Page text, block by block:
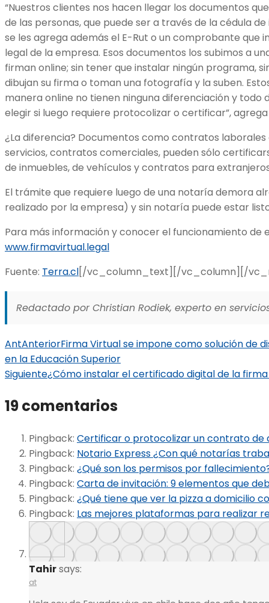
“Nuestros clientes nos hacen llegar los documentos
de las personas, que puede ser a través de la cédula
se les agrega además el E-Rut o un comprobante que
legal de la empresa. Esos documentos los subimos a
firman online; sin tener que instalar ningún programa,
dibujan su firma o toman una fotografía y la suben.
manera online no tienen ninguna diferenciación y
elegir si luego requiere protocolizar o certificar”,
¿La diferencia? Documentos como contratos
servicios, contratos comerciales, pueden sólo
de inmuebles, de vehículos y contratos para
El trámite que requiere luego de una notaría demora
realizado por la empresa) y sin notaría puede estar listo
Para más información y conocer el funcionamiento de
www.firmavirtual.legal
Fuente: Terra.cl[/vc_column_text][/vc_column][/
Redactado por Christian Rodiek, experto en
AntAnteriorFirma Virtual se impone como solución de
en la Educación Superior
Siguiente¿Cómo instalar el certificado digital de la
19 comentarios
Pingback: Certificar o protocolizar un contrato de
Pingback: Notario Express ¿Con qué notarías
Pingback: ¿Qué son los permisos por
Pingback: Carta de invitación: 9 elementos que
Pingback: ¿Qué tiene que ver la pizza a domicilio
Pingback: Las mejores plataformas para realizar
Tahirsays:
at